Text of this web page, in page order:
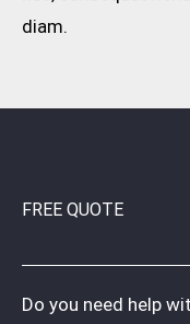
diam.
FREE QUOTE
Do you need help